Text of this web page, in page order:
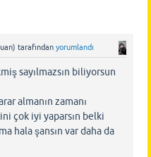
tarafından yorumlandı
sayılmazsın biliyorsun
almanın zamanı
çok iyi yaparsın belki
hala şansın var daha da